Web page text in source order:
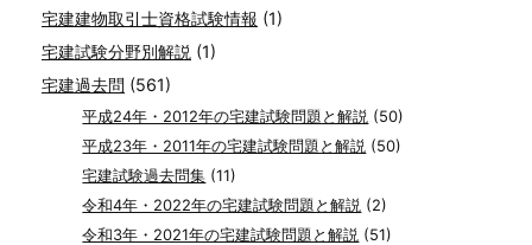
宅建建物取引士資格試験情報 (1)
宅建試験分野別解説 (1)
宅建過去問 (561)
平成24年・2012年の宅建試験問題と解説 (50)
平成23年・2011年の宅建試験問題と解説 (50)
宅建試験過去問集 (11)
令和4年・2022年の宅建試験問題と解説 (2)
令和3年・2021年の宅建試験問題と解説 (51)